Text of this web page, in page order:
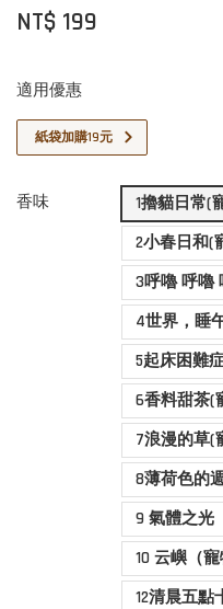
NT$ 199
適用優惠
紙袋加購19元
香味
1擼貓日常(
2小春日和(
3呼嚕 呼嚕
4世界，睡
5起床困難
6香料甜茶(
7浪漫的草(
8薄荷色的
9 氣體之光
10 云嶼（寵
12清晨五點